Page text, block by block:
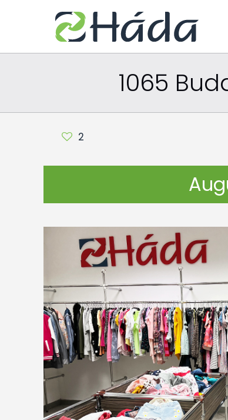
1065
2